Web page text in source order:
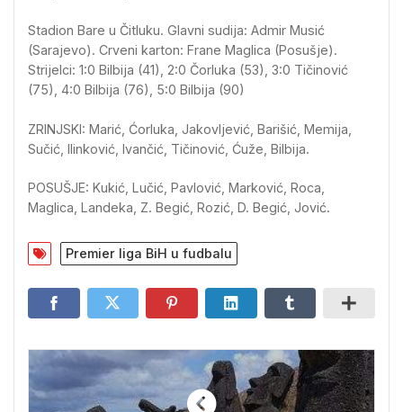
Stadion Bare u Čitluku. Glavni sudija: Admir Musić
(Sarajevo). Crveni karton: Frane Maglica (Posušje).
Strijelci: 1:0 Bilbija (41), 2:0 Čorluka (53), 3:0 Tičinović
(75), 4:0 Bilbija (76), 5:0 Bilbija (90)
ZRINJSKI: Marić, Ćorluka, Jakovljević, Barišić, Memija,
Sučić, Ilinković, Ivančić, Tičinović, Ćuže, Bilbija.
POSUŠJE: Kukić, Lučić, Pavlović, Marković, Roca,
Maglica, Landeka, Z. Begić, Rozić, D. Begić, Jović.
Premier liga BiH u fudbalu